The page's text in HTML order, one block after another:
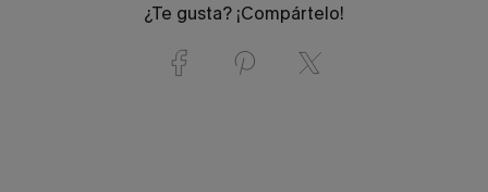
¿Te gusta? ¡Compártelo!